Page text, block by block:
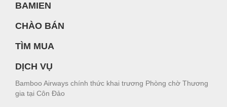
BAMIEN
CHÀO BÁN
TÌM MUA
DỊCH VỤ
Bamboo Airways chính thức khai trương Phòng chờ Thương
gia tại Côn Đảo